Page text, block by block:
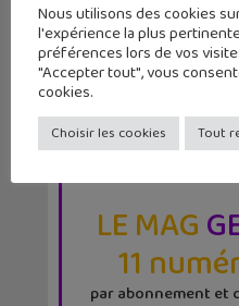
LE MAG
11
par abonnement et
Nous utilisons des cookies
l'expérience la plus
préférences lors de vos
"Accepter tout", vous
cookies.
Choisir les cookies Tout